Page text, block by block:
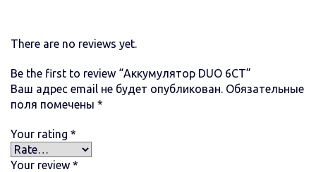
There are no reviews yet.
Be the first to review “Аккумулятор DUO 6СТ”
Ваш адрес email не будет опубликован. Обязательные
поля помечены *
Your rating *
Your review *